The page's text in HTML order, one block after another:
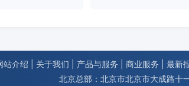
站介绍 关于我们 产品与服务 商业服务 最新
北京总部：北京市北京市大成路